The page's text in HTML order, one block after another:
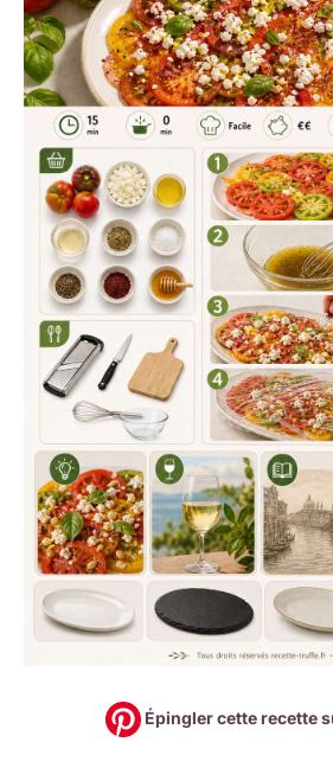
Épingler cette recette